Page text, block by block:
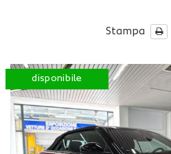
NOLEGGIO LUNGO TERMINE
CONTATTI
NEWS
AREA COMMERCIANTI
Stampa
disponibile
tue
preferenze
di
consenso
alle
tecnologie
di